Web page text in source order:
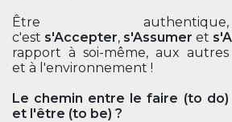
Être authentique,
c'est s'Accepter, s'Assumer et
rapport à soi-même, aux autres
et à l'environnement !
Le chemin entre le faire (to do)
et l'être (to be) ?